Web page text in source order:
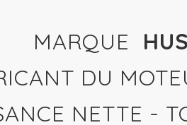
MARQUE
DU
NETTE -